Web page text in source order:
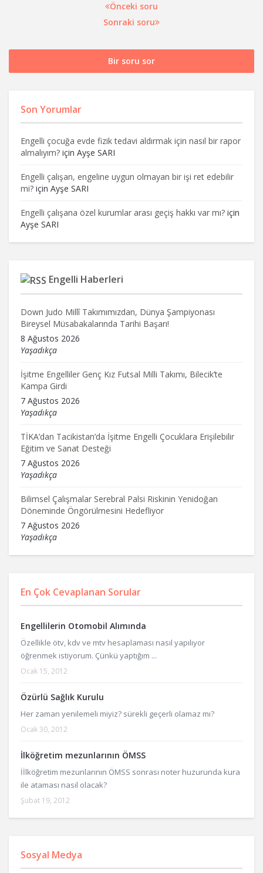
Önceki soru
Sonraki soru
Bir soru sor
Son Yorumlar
Engelli çocuğa evde fizik tedavi aldırmak için nasıl bir rapor
almalıyım? için Ayşe SARI
Engelli çalışan, engeline uygun olmayan bir işi ret edebilir
mi? için Ayşe SARI
Engelli çalışana özel kurumlar arası geçiş hakkı var mı? için
Ayşe SARI
Engelli Haberleri
Down Judo Millî Takımımızdan, Dünya Şampiyonası
Bireysel Müsabakalarında Tarihi Başarı!
8 Ağustos 2026
Yaşadıkça
İşitme Engelliler Genç Kız Futsal Milli Takımı, Bilecik’te
Kampa Girdi
7 Ağustos 2026
Yaşadıkça
TİKA’dan Tacikistan’da İşitme Engelli Çocuklara Erişilebilir
Eğitim ve Sanat Desteği
7 Ağustos 2026
Yaşadıkça
Bilimsel Çalışmalar Serebral Palsi Riskinin Yenidoğan
Döneminde Öngörülmesini Hedefliyor
7 Ağustos 2026
Yaşadıkça
En Çok Cevaplanan Sorular
Engellilerin Otomobil Alımında
Özellikle ötv, kdv ve mtv hesaplaması nasıl yapılıyor
öğrenmek istiyorum. Çünkü yaptığım ...
Ocak 15, 2012
Özürlü Sağlık Kurulu
Her zaman yenilemeli miyiz? sürekli geçerli olamaz mı?
Ocak 30, 2012
İlköğretim mezunlarının ÖMSS
İİlköğretim mezunlarının ÖMSS sonrası noter huzurunda kura
ile ataması nasıl olacak?
Şubat 19, 2012
Sosyal Medya